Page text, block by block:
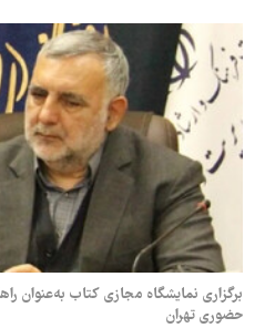
برگزاری نمایشگاه مجازی کتاب به‌عنوان
حضوری تهران